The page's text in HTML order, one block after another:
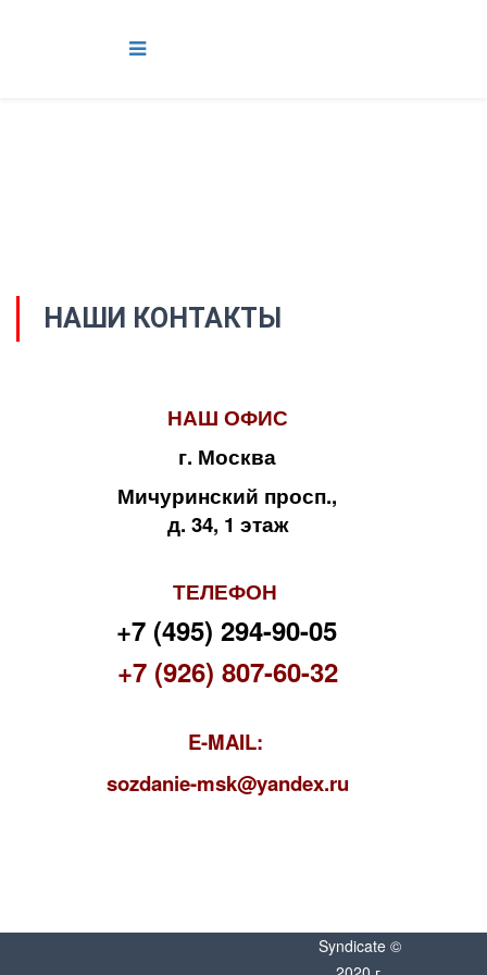
НАШИ КОНТАКТЫ
НАШ ОФИС
г. Москва
Мичуринский просп.,
д. 34, 1 этаж
ТЕЛЕФОН
+7 (495) 294-90-05
+7 (926) 807-60-32
E-MAIL:
sozdanie-msk@yandex.ru
Syndicate ©